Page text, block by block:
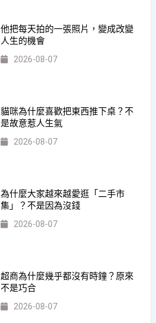
他把每天拍的一張照片，變成改變
人生的機會
2026-08-07
貓咪為什麼喜歡把東西推下桌？不
是故意惹人生氣
2026-08-07
為什麼大家越來越愛逛「二手市
集」？不是因為沒錢
2026-08-07
超商為什麼幾乎都沒有時鐘？原來
不是巧合
2026-08-07